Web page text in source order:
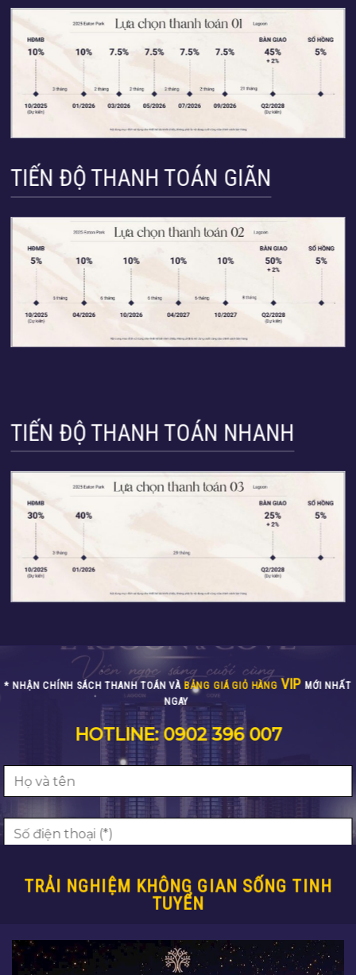
TIẾN ĐỘ THANH TOÁN GIÃN
TIẾN ĐỘ THANH TOÁN NHANH
* NHẬN CHÍNH SÁCH THANH TOÁN VÀBẢNG GIÁ GIỎ HÀNG
NGAY
HOTLINE: 0902 396 007
TRẢI NGHIỆM KHÔNG GIAN SỐNG TINH